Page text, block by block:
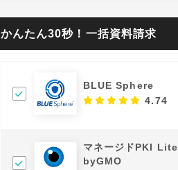
かんたん30秒！一括資料請求
BLUE Sphere
4.74
マネージドPKI Lite
byGMO